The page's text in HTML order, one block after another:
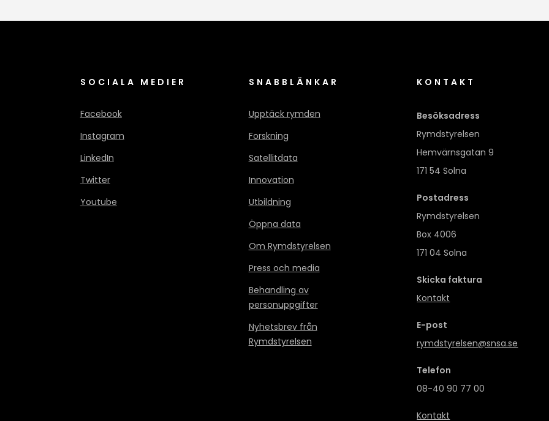
SOCIALA MEDIER
Facebook
Instagram
LinkedIn
Twitter
Youtube
SNABBLÄNKAR
Upptäck rymden
Forskning
Satellitdata
Innovation
Utbildning
Öppna data
Om Rymdstyrelsen
Press och media
Behandling av
personuppgifter
Nyhetsbrev från
Rymdstyrelsen
KONTAKT
Besöksadress
Rymdstyrelsen
Hemvärnsgatan 9
171 54 Solna
Postadress
Rymdstyrelsen
Box 4006
171 04 Solna
Skicka faktura
Kontakt
E-post
rymdstyrelsen@snsa.se
Telefon
08-40 90 77 00
Kontakt